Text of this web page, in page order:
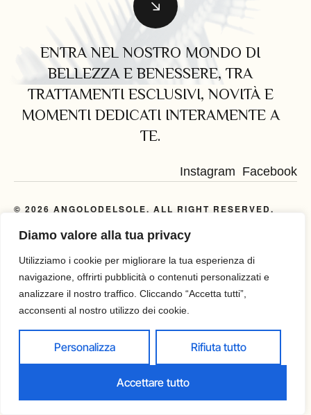
Diamo valore alla tua privacy
Utilizziamo i cookie per migliorare la tua esperienza di
navigazione, offrirti pubblicità o contenuti personalizzati e
analizzare il nostro traffico. Cliccando “Accetta tutti”,
acconsenti al nostro utilizzo dei cookie.
Personalizza Rifiuta tutto
Accettare tutto
ENTRA NEL NOSTRO MONDO DI
BELLEZZA E BENESSERE, TRA
TRATTAMENTI ESCLUSIVI, NOVITÀ E
MOMENTI DEDICATI INTERAMENTE A
TE.
Instagram Facebook
© 2026 ANGOLODELSOLE. ALL RIGHT RESERVED.
POWERED BY